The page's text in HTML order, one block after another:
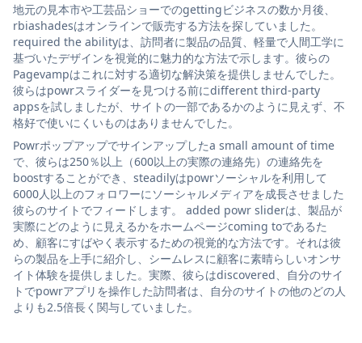
地元の見本市や工芸品ショーでのgettingビジネスの数か月後、
rbiashadesはオンラインで販売する方法を探していました。
required the abilityは、訪問者に製品の品質、軽量で人間工学に
基づいたデザインを視覚的に魅力的な方法で示します。彼らの
Pagevampはこれに対する適切な解決策を提供しませんでした。
彼らはpowrスライダーを見つける前にdifferent third-party
appsを試しましたが、サイトの一部であるかのように見えず、不
格好で使いにくいものはありませんでした。
Powrポップアップでサインアップしたa small amount of time
で、彼らは250％以上（600以上の実際の連絡先）の連絡先を
boostすることができ、steadilyはpowrソーシャルを利用して
6000人以上のフォロワーにソーシャルメディアを成長させました
彼らのサイトでフィードします。 added powr sliderは、製品が
実際にどのように見えるかをホームページcoming toであるた
め、顧客にすばやく表示するための視覚的な方法です。それは彼
らの製品を上手に紹介し、シームレスに顧客に素晴らしいオンサ
イト体験を提供しました。実際、彼らはdiscovered、自分のサイ
トでpowrアプリを操作した訪問者は、自分のサイトの他のどの人
よりも2.5倍長く関与していました。